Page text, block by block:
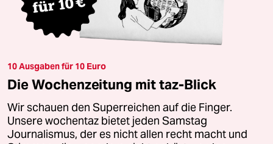
10 Ausgaben für 10 Euro
Die Wochenzeitung mit taz-Blick
Wir schauen den Superreichen auf die Finger.
Unsere wochentaz bietet jeden Samstag
Journalismus, der es nicht allen recht macht und